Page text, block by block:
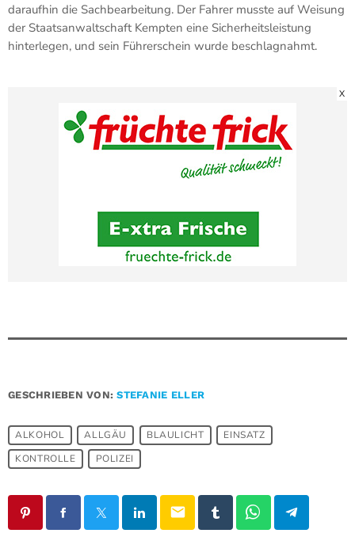
daraufhin die Sachbearbeitung. Der Fahrer musste auf Weisung
der Staatsanwaltschaft Kempten eine Sicherheitsleistung
hinterlegen, und sein Führerschein wurde beschlagnahmt.
X
GESCHRIEBEN VON:STEFANIE ELLER
ALKOHOL ALLGÄU BLAULICHT
EINSATZ
KONTROLLE
POLIZEI
email